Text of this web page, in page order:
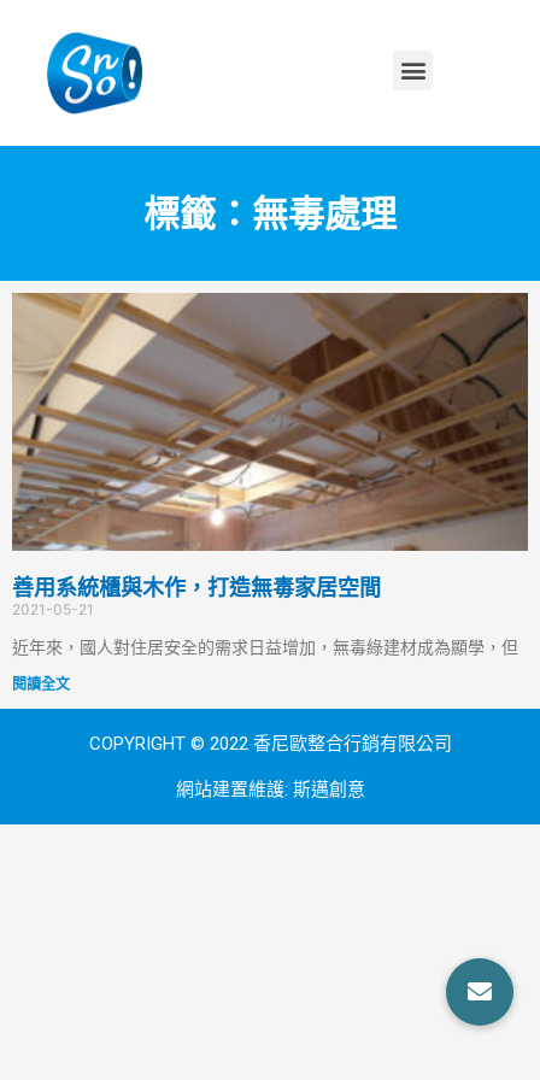
標籤：無毒處理
善用系統櫃與木作，打造無毒家居空間
2021-05-21
近年來，國人對住居安全的需求日益增加，無毒綠建材成為顯學，但
閱讀全文
COPYRIGHT © 2022 香尼歐整合行銷有限公司
網站建置維護: 斯邁創意